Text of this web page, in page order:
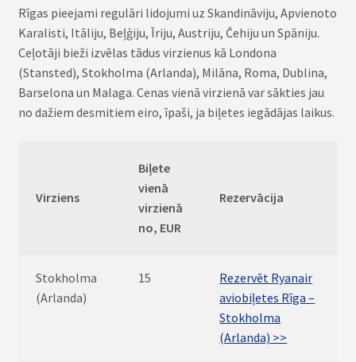
Rīgas pieejami regulāri lidojumi uz Skandināviju, Apvienoto
Karalisti, Itāliju, Beļģiju, Īriju, Austriju, Čehiju un Spāniju.
Ceļotāji bieži izvēlas tādus virzienus kā Londona
(Stansted), Stokholma (Arlanda), Milāna, Roma, Dublina,
Barselona un Malaga. Cenas vienā virzienā var sākties jau
no dažiem desmitiem eiro, īpaši, ja biļetes iegādājas laikus.
Virziens
Biļete
vienā
virzienā
no, EUR
Rezervācija
Stokholma
(Arlanda)
15
Rezervēt Ryanair
aviobiļetes Rīga –
Stokholma
(Arlanda) >>